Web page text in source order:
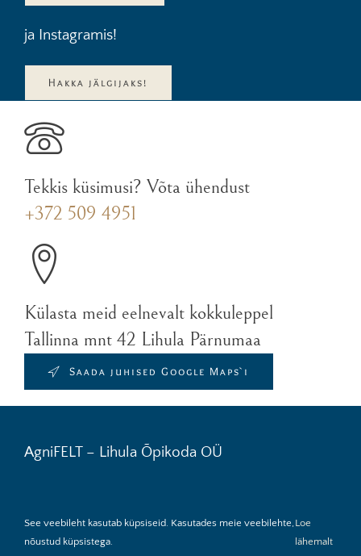
ja Instagramis!
Hakka jälgijaks!
Tekkis küsimusi? Võta ühendust
+372 509 4951
Külasta meid eelnevalt kokkuleppel
Tallinna mnt 42 Lihula Pärnumaa
Saada juhised Google Maps`i
AgniFELT – Lihula Õpikoda OÜ
Müügitingimused Tagastamine Toote hooldus
See veebileht kasutab küpsiseid. Kasutades meie veebilehte,
nõustud küpsistega.
Loe
lähemalt